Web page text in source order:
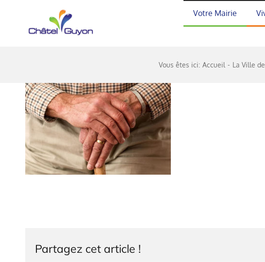
Votre Mairie
Vous êtes ici: Accueil La Ville
Partagez cet article !